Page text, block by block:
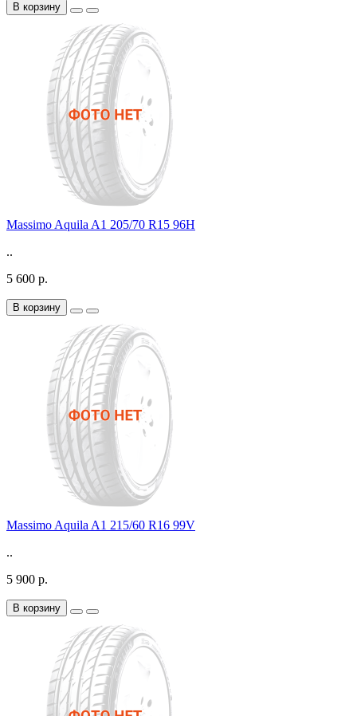
В корзину
Massimo Aquila A1 205/70 R15 96H
..
5 600 р.
В корзину
Massimo Aquila A1 215/60 R16 99V
..
5 900 р.
В корзину